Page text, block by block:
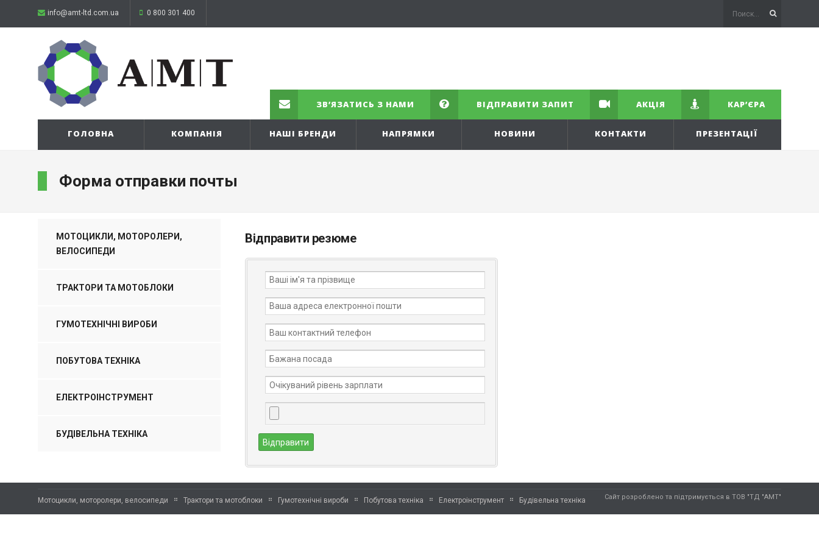
info@amt-ltd.com.ua 0 800 301 400
ЗВ’ЯЗАТИСЬ З НАМИ ВІДПРАВИТИ ЗАПИТ АКЦІЯ КАР’ЄРА
ГОЛОВНА КОМПАНІЯ НАШІ БРЕНДИ НАПРЯМКИ НОВИНИ КОНТАКТИ ПРЕЗЕНТАЦІЇ
Форма отправки почты
Відправити резюме
МОТОЦИКЛИ, МОТОРОЛЕРИ,
ВЕЛОСИПЕДИ
ТРАКТОРИ ТА МОТОБЛОКИ
ГУМОТЕХНІЧНІ ВИРОБИ
ПОБУТОВА ТЕХНІКА
ЕЛЕКТРОІНСТРУМЕНТ
БУДІВЕЛЬНА ТЕХНІКА
Мотоцикли, моторолери, велосипеди Трактори та мотоблоки Гумотехнічні вироби Побутова техніка Електроінструмент Будівельна техніка Сайт розроблено та підтримується в ТОВ "ТД "АМТ"